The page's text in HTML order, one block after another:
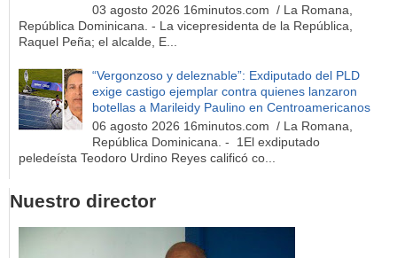
03 agosto 2026 16minutos.com / La Romana,
República Dominicana. - La vicepresidenta de la República,
Raquel Peña; el alcalde, E...
“Vergonzoso y deleznable”: Exdiputado del PLD
exige castigo ejemplar contra quienes lanzaron
botellas a Marileidy Paulino en Centroamericanos
06 agosto 2026 16minutos.com / La Romana,
República Dominicana. - 1El exdiputado
peledeísta Teodoro Urdino Reyes calificó co...
Nuestro director